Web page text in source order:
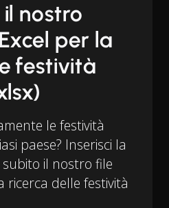
nostro
per la
festività
le festività
paese? Inserisci la
il nostro file
ricerca delle festività